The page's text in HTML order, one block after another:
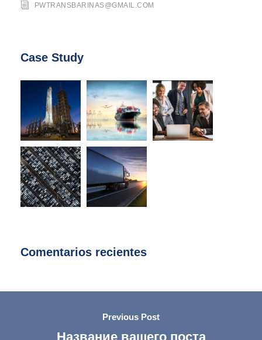
PWTRANSBARINAS@GMAIL.COM
Case Study
Comentarios recientes
Previous Post
Название вашего поста